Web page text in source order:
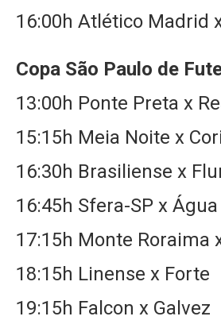
16:00h Atlético Madrid
Copa São Paulo de
13:00h Ponte Preta x
15:15h Meia Noite x
16:30h Brasiliense x
16:45h Sfera-SP x
17:15h Monte Roraima
18:15h Linense x Forte
19:15h Falcon x Galvez